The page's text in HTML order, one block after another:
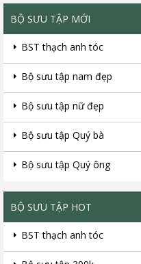
BỘ SƯU TẬP MỚI
BST thạch anh tóc
Bộ sưu tập nam đẹp
Bộ sưu tập nữ đẹp
Bộ sưu tập Quý bà
Bộ sưu tập Quý ông
BỘ SƯU TẬP HOT
BST thạch anh tóc